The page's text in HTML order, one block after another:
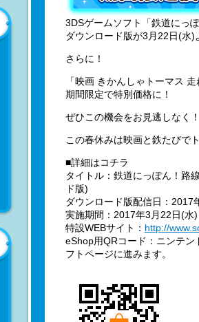
3DSゲームソフト「鉄道にっ
ダウンロード版が3月22日(水)
さらに！
「映画 きかんしゃトーマス
期間限定で特別価格に！
ぜひこの機会をお見逃しなく！
この春休みは映画と鉄たびで
■詳細はコチラ
タイトル：鉄道にっぽん！路
ド版)
ダウンロード版配信日：2017
実施期間：2017年3月22日(水
特設WEBサイト： http://
eShop用QRコード：ニンテン
フトページに進みます。